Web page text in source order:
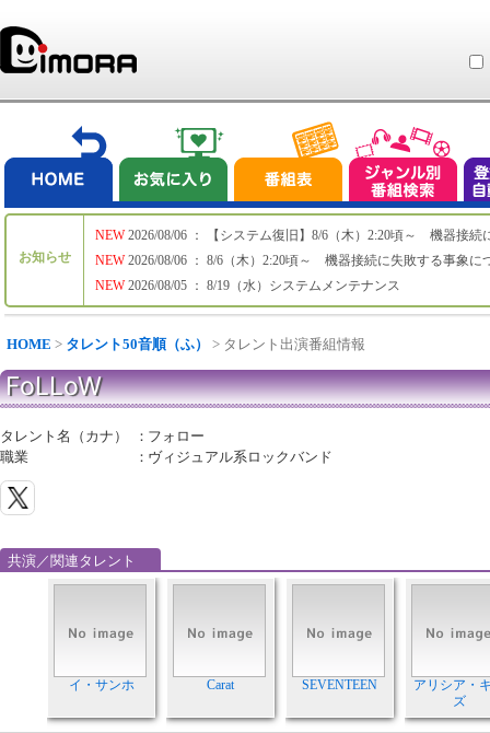
お知らせ
NEW
NEW
NEW
2026/08/06 ： 【システム復旧】8/6（木）2:20頃～ 機器接続
2026/08/06 ： 8/6（木）2:20頃～ 機器接続に失敗する事象に
2026/08/05 ： 8/19（水）システムメンテナンス
HOME > タレント50音順（ふ） > タレント出演番組情報
FoLLoW
タレント名（カナ） ： フォロー
職業
： ヴィジュアル系ロックバンド
共演／関連タレント
イ・サンホ Carat SEVENTEEN
アリシア・
ズ